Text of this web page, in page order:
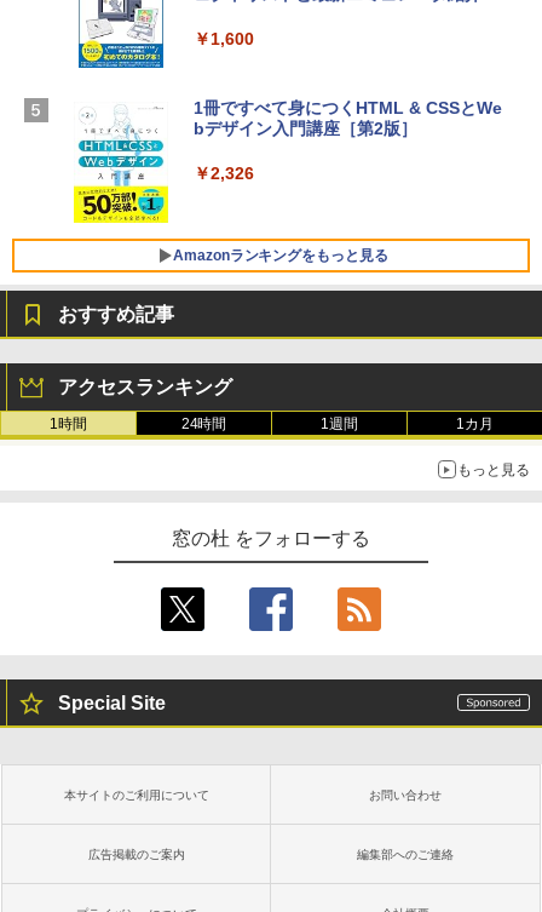
￥347,600
【Amazon.co.jp限定】 HP ノートパソコ
ン 15-fd 15.6インチ 16GBメモリ 512GB
SSD インテル Core 5
￥129,800
FMV ノートパソコン WE1-K3 (MS 365 P
ersonal/Copilotキー搭載/Win 11/15.6型/
Core i5/16GB/SSD 512GB/ホワイト) FM
￥120,000
Microsoft Office Home 2024(最新 永続
0/mac対応|PC2台
￥1,600
1冊ですべて身につくHTML & CSSとWe
bデザイン入門講座［第2版］
￥2,326
Amazonランキングをもっと見る
ンチディスプレイ、色調調節ライト、12
週間持続バッテリー、広告なし、ブラッ
ク
Amazon Kindle - 目に優しい、かさばら
ない、大きな画面で読みやすい、6週間持
書籍リーダー、ブラック、16GB、広告な
Kindle Paperwhite シグニチャーエディ
るさ自動調整、色調調節ライト、12週間
持続バッテリー、広告なし、メタリック
おすすめ記事
アクセスランキング
1時間 24時間 1週間 1カ月
もっと見る
窓の杜 をフォローする
Special Site
本サイトのご利用について お問い合わせ
広告掲載のご案内 編集部へのご連絡